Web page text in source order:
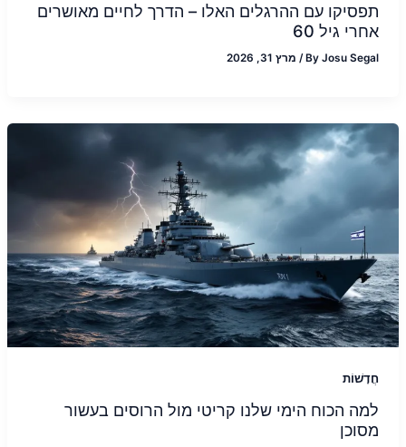
תפסיקו עם ההרגלים האלו – הדרך לחיים מאושרים
אחרי גיל 60
ByJosu Segal
/ מרץ 31, 2026
חֲדָשׁוֹת
למה הכוח הימי שלנו קריטי מול הרוסים בעשור
מסוכן